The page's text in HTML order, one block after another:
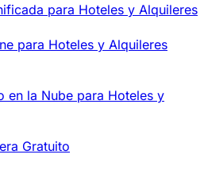
para Hoteles y Alquileres
para Hoteles y Alquileres
en la Nube para Hoteles y
Gratuito